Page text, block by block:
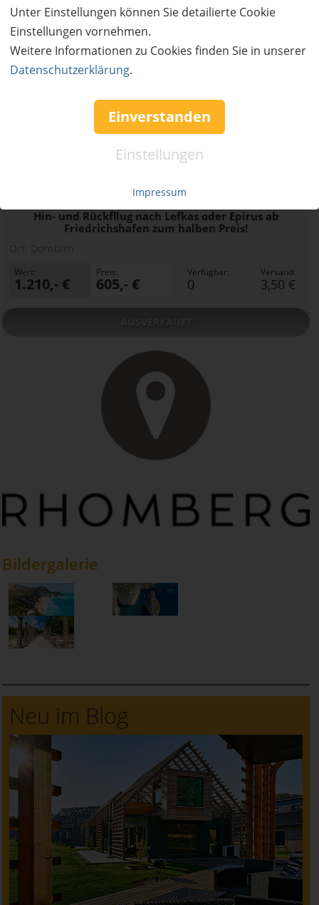
Unter Einstellungen können Sie detailierte Cookie
Einstellungen vornehmen.
Weitere Informationen zu Cookies finden Sie in unserer
Datenschutzerklärung.
Einverstanden
Einstellungen
Impressum
Hin- und Rückfllug nach Lefkas oder Epirus ab
Friedrichshafen zum halben Preis!
AUSVERKAUFT
Wert:
1.210,- €
Preis:
605,- €
Verfügbar:
0
Versand:
3,50 €
Bildergalerie
Neu im Blog